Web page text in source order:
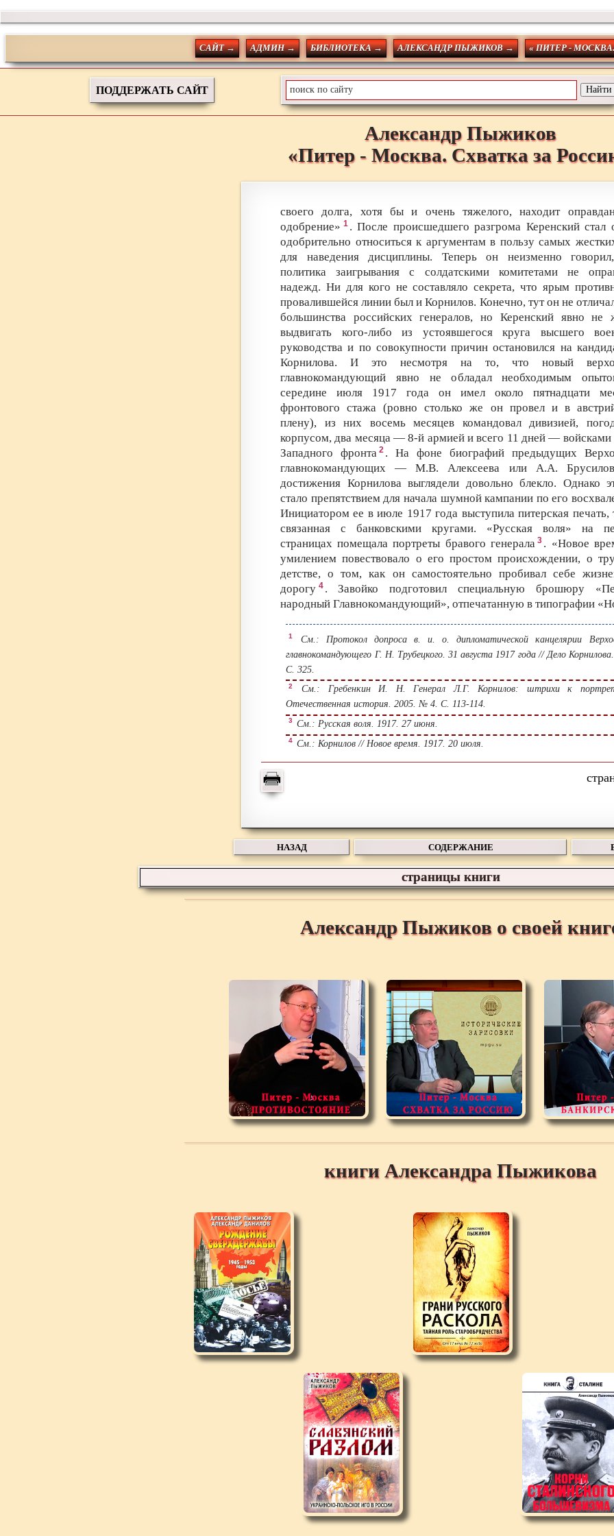
САЙТ → АДМИН → БИБЛИОТЕКА → АЛЕКСАНДР ПЫЖИКОВ → « ПИТЕР -
ПОДДЕРЖАТЬ САЙТ
Александр Пыжиков
«Питер - Москва. Схватка за
своего долга, хотя бы и очень тяжелого, находит
одобрение» 1 . После происшедшего разгрома Керенский стал
одобрительно относиться к аргументам в пользу самых
для наведения дисциплины. Теперь он неизменно
политика заигрывания с солдатскими комитетами не
надежд. Ни для кого не составляло секрета, что ярым
провалившейся линии был и Корнилов. Конечно, тут он не
большинства российских генералов, но Керенский явно не
выдвигать кого-либо из устоявшегося круга высшего
руководства и по совокупности причин остановился на
Корнилова. И это несмотря на то, что новый
главнокомандующий явно не обладал необходимым
середине июля 1917 года он имел около пятнадцати
фронтового стажа (ровно столько же он провел и в
плену), из них восемь месяцев командовал дивизией,
корпусом, два месяца — 8-й армией и всего 11 дней —
Западного фронта 2 . На фоне биографий предыдущих
главнокомандующих — М.В. Алексеева или А.А.
достижения Корнилова выглядели довольно блекло. Однако
стало препятствием для начала шумной кампании по его
Инициатором ее в июле 1917 года выступила питерская печать,
связанная с банковскими кругами. «Русская воля» на
страницах помещала портреты бравого генерала 3 . «Новое
умилением повествовало о его простом происхождении, о
детстве, о том, как он самостоятельно пробивал себе
дорогу 4 . Завойко подготовил специальную брошюру
народный Главнокомандующий», отпечатанную в типографии
1
См.: Протокол допроса в. и. о. дипломатической канцелярии
главнокомандующего Г. Н. Трубецкого. 31 августа 1917 года // Дело
С. 325.
2
См.: Гребенкин И. Н. Генерал Л.Г. Корнилов: штрихи к
Отечественная история. 2005. № 4. С. 113-114.
3 См.: Русская воля. 1917. 27 июня.
4 См.: Корнилов // Новое время. 1917. 20 июля.
НАЗАД СОДЕРЖАНИЕ
страницы книги
Александр Пыжиков о своей
книги Александра Пыжикова